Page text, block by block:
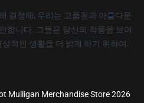
결정해, 우리는 고품질과 아름다운
합니다. 그들은 당신의 작풍을 보여
적인 생활을 더 밝게 하기 위하여.
Mulligan Merchandise Store 2026